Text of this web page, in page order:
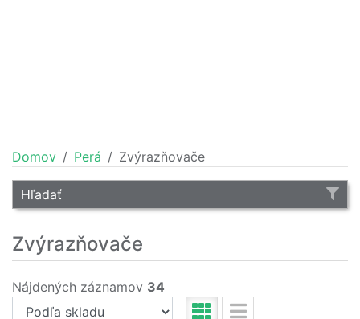
Domov Perá Zvýrazňovače
Hľadať
Zvýrazňovače
Nájdených záznamov 34